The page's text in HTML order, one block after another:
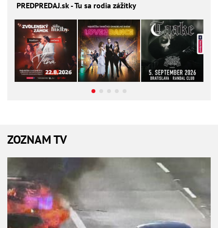
PREDPREDAJ.sk - Tu sa rodia zážitky
ZOZNAM TV